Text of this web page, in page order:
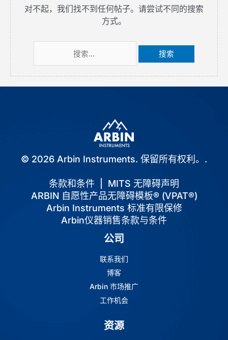
对不起，我们找不到任何帖子。请尝试不同的搜索
方式。
© 2026 Arbin Instruments. 保留所有权利。.
条款和条件
MITS 无障碍声明
ARBIN 自愿性产品无障碍模板® (VPAT®)
Arbin Instruments 标准有限保修
Arbin仪器销售条款与条件
公司
联系我们
博客
Arbin 市场推广
工作机会
资源